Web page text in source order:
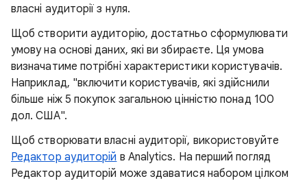
власні аудиторії з нуля.
Щоб створити аудиторію, достатньо сформулювати
умову на основі даних, які ви збираєте. Ця умова
визначатиме потрібні характеристики користувачів.
Наприклад, "включити користувачів, які здійснили
більше ніж 5 покупок загальною цінністю понад 100
дол. США".
Щоб створювати власні аудиторії, використовуйте
Редактор аудиторій в Analytics. На перший погляд
Редактор аудиторій може здаватися набором цілком